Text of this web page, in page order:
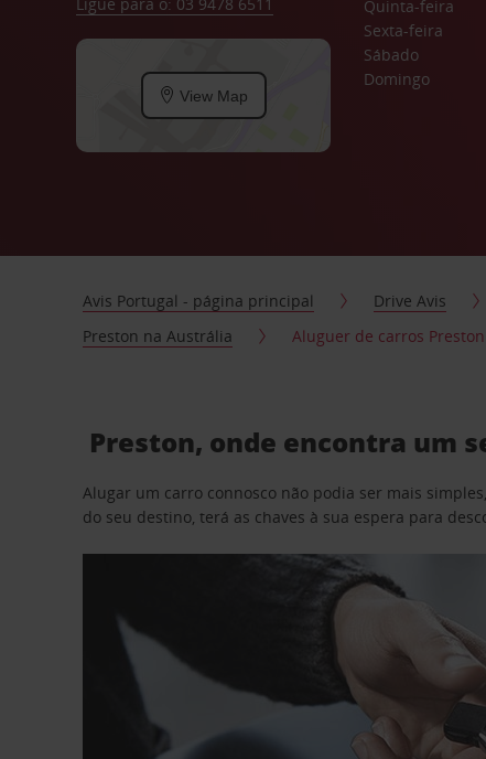
View Map
Quinta-feira
Sexta-feira
Sábado
Domingo
Avis Portugal - página principal Drive Avis
Preston na Austrália
Aluguer de carros Preston
Preston, onde encontra um
Alugar um carro connosco não podia ser mais
do seu destino, terá as chaves à sua espera para